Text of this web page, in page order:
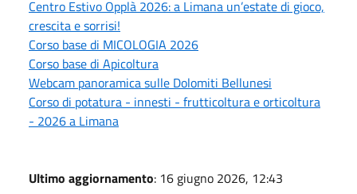
Centro Estivo Opplà 2026: a Limana un’estate di gioco,
crescita e sorrisi!
Corso base di MICOLOGIA 2026
Corso base di Apicoltura
Webcam panoramica sulle Dolomiti Bellunesi
Corso di potatura - innesti - frutticoltura e orticoltura
- 2026 a Limana
Ultimo aggiornamento: 16 giugno 2026, 12:43